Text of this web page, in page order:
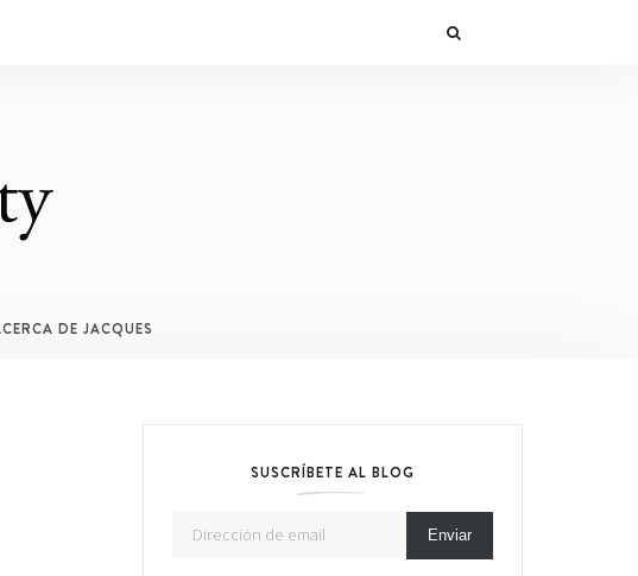
DE JACQUES
SUSCRÍBETE AL BLOG
Enviar